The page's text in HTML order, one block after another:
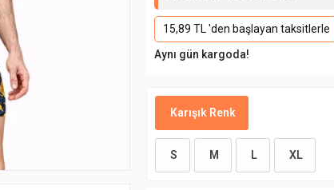
15,89 TL 'den başlayan taksitlerle
Aynı gün kargoda!
Karışık Renk
S M L XL